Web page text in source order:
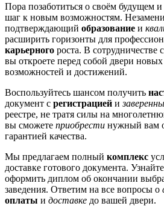
Пора позаботиться о своём будущем
шаг к новым возможностям.
подтверждающий образование и
расширить горизонты для
карьерного роста. В сотрудничестве
вы откроете перед собой двери
возможностей и достижений.
Воспользуйтесь шансом получить
документ с регистрацией и
реестре, не тратя силы на
вы сможете приобрести нужный вам
гарантией качества.
Мы предлагаем полный комплекс
доставке готового документа. Узнайте
оформить диплом об окончании
заведения. Ответим на все вопросы о
оплаты и доставке до вашей двери.